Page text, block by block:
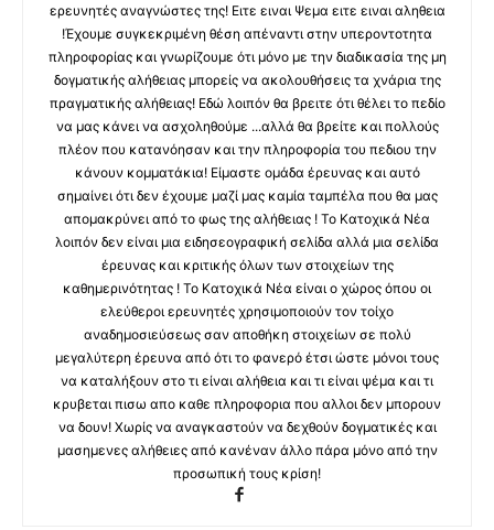
ερευνητές αναγνώστες της! Ειτε ειναι Ψεμα ειτε ειναι αληθεια
!Έχουμε συγκεκριμένη θέση απέναντι στην υπεροντοτητα
πληροφορίας και γνωρίζουμε ότι μόνο με την διαδικασία της μη
δογματικής αλήθειας μπορείς να ακολουθήσεις τα χνάρια της
πραγματικής αλήθειας! Εδώ λοιπόν θα βρειτε ότι θέλει το πεδίο
να μας κάνει να ασχοληθούμε ...αλλά θα βρείτε και πολλούς
πλέον που κατανόησαν και την πληροφορία του πεδιου την
κάνουν κομματάκια! Είμαστε ομάδα έρευνας και αυτό
σημαίνει ότι δεν έχουμε μαζί μας καμία ταμπέλα που θα μας
απομακρύνει από το φως της αλήθειας ! Το Κατοχικά Νέα
λοιπόν δεν είναι μια ειδησεογραφική σελίδα αλλά μια σελίδα
έρευνας και κριτικής όλων των στοιχείων της
καθημερινότητας ! Το Κατοχικά Νέα είναι ο χώρος όπου οι
ελεύθεροι ερευνητές χρησιμοποιούν τον τοίχο
αναδημοσιεύσεως σαν αποθήκη στοιχείων σε πολύ
μεγαλύτερη έρευνα από ότι το φανερό έτσι ώστε μόνοι τους
να καταλήξουν στο τι είναι αλήθεια και τι είναι ψέμα και τι
κρυβεται πισω απο καθε πληροφορια που αλλοι δεν μπορουν
να δουν! Χωρίς να αναγκαστούν να δεχθούν δογματικές και
μασημενες αλήθειες από κανέναν άλλο πάρα μόνο από την
προσωπική τους κρίση!